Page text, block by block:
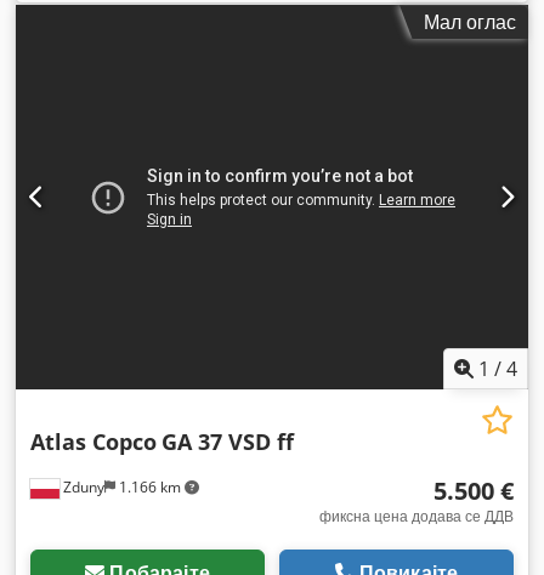
Мал оглас
1 /4
Zduny 1.166 km
Atlas Copco GA 37 VSD ff
5.500 €
фиксна цена додава се ДДВ